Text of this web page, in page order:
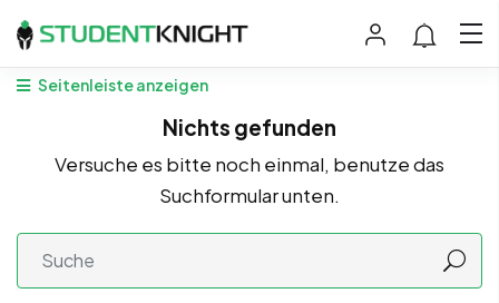
Seitenleiste anzeigen
Nichts gefunden
Versuche es bitte noch einmal, benutze das
Suchformular unten.